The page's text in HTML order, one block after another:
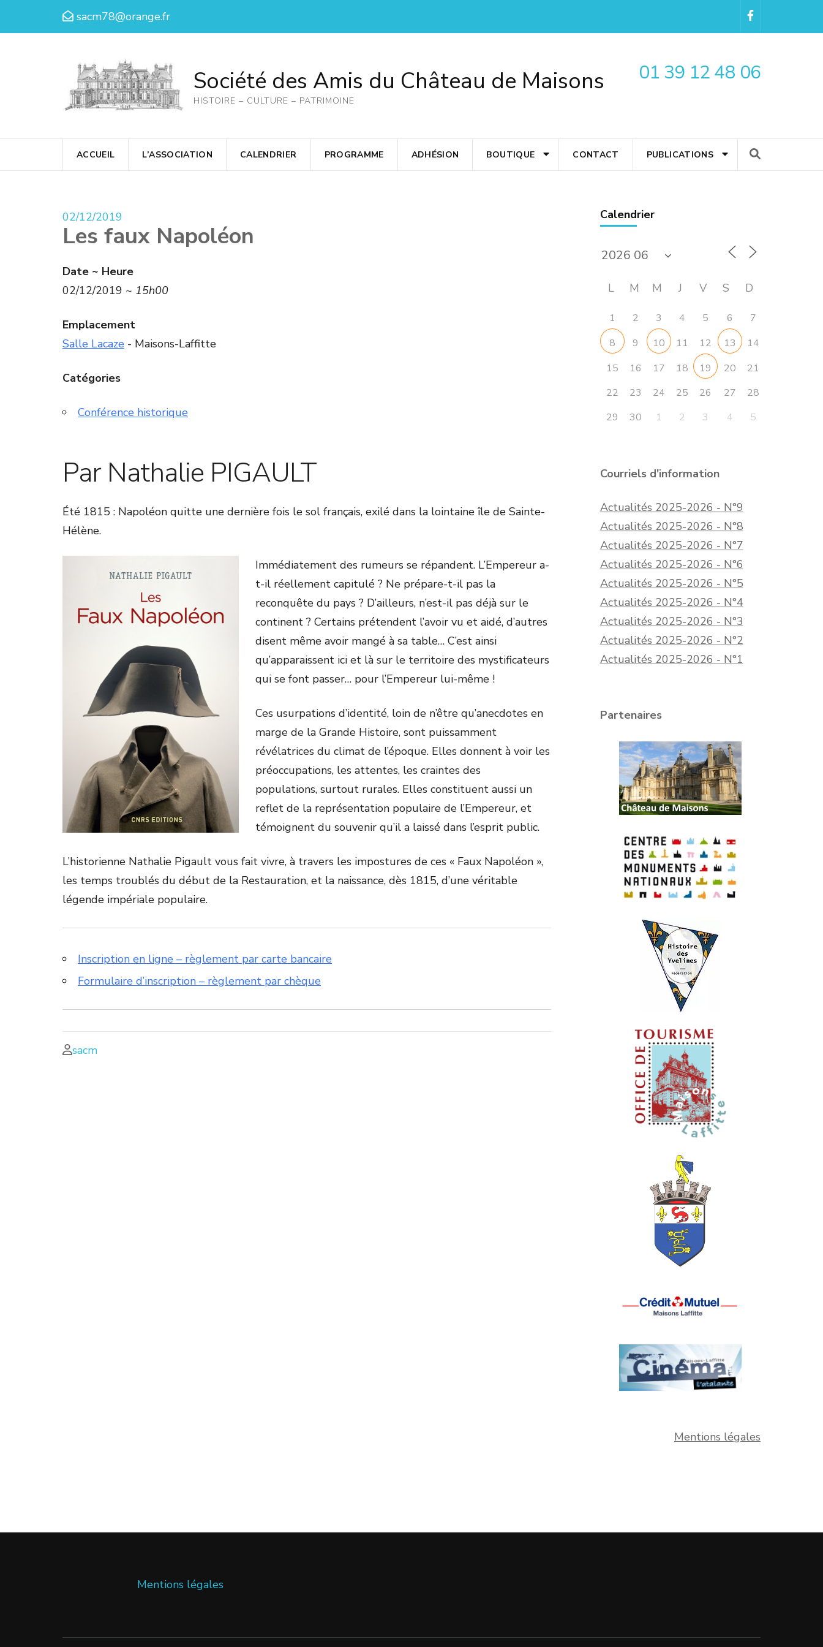
sacm78@orange.fr
Société des Amis du Château de Maisons
HISTOIRE – CULTURE – PATRIMOINE
01 39 12 48 06
ACCUEIL L’ASSOCIATION CALENDRIER PROGRAMME ADHÉSION BOUTIQUE CONTACT PUBLICATIONS
02/12/2019
Les faux Napoléon
Date ~ Heure
02/12/2019 ~ 15h00
Emplacement
Salle Lacaze - Maisons-Laffitte
Catégories
Conférence historique
Par Nathalie PIGAULT
Été 1815 : Napoléon quitte une dernière fois le sol français, exilé dans la lointaine île de Sainte-
Hélène.
Immédiatement des rumeurs se répandent. L’Empereur a-
t-il réellement capitulé ? Ne prépare-t-il pas la
reconquête du pays ? D’ailleurs, n’est-il pas déjà sur le
continent ? Certains prétendent l’avoir vu et aidé, d’autres
disent même avoir mangé à sa table… C’est ainsi
qu’apparaissent ici et là sur le territoire des mystificateurs
qui se font passer… pour l’Empereur lui-même !
Ces usurpations d’identité, loin de n’être qu’anecdotes en
marge de la Grande Histoire, sont puissamment
révélatrices du climat de l’époque. Elles donnent à voir les
préoccupations, les attentes, les craintes des
populations, surtout rurales. Elles constituent aussi un
reflet de la représentation populaire de l’Empereur, et
témoignent du souvenir qu’il a laissé dans l’esprit public.
L’historienne Nathalie Pigault vous fait vivre, à travers les impostures de ces « Faux Napoléon »,
les temps troublés du début de la Restauration, et la naissance, dès 1815, d’une véritable
légende impériale populaire.
Inscription en ligne – règlement par carte bancaire
Formulaire d’inscription – règlement par chèque
sacm
Calendrier
L M M J V S D
1 2 3 4 5 6
7
8
9 10 11 12 13
14
15
16 17 18 19 20
21
22
23 24 25 26 27
28
29
30 1 2 3 4 5
Courriels d'information
Actualités 2025-2026 - N°9
Actualités 2025-2026 - N°8
Actualités 2025-2026 - N°7
Actualités 2025-2026 - N°6
Actualités 2025-2026 - N°5
Actualités 2025-2026 - N°4
Actualités 2025-2026 - N°3
Actualités 2025-2026 - N°2
Actualités 2025-2026 - N°1
Partenaires
Mentions légales
Mentions légales